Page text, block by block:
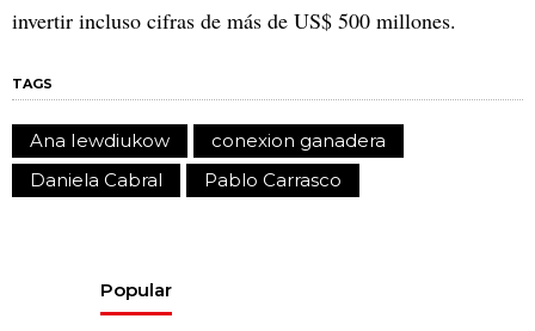
invertir incluso cifras de más de US$ 500 millones.
TAGS
Ana Iewdiukow
conexion ganadera
Daniela Cabral
Pablo Carrasco
Popular